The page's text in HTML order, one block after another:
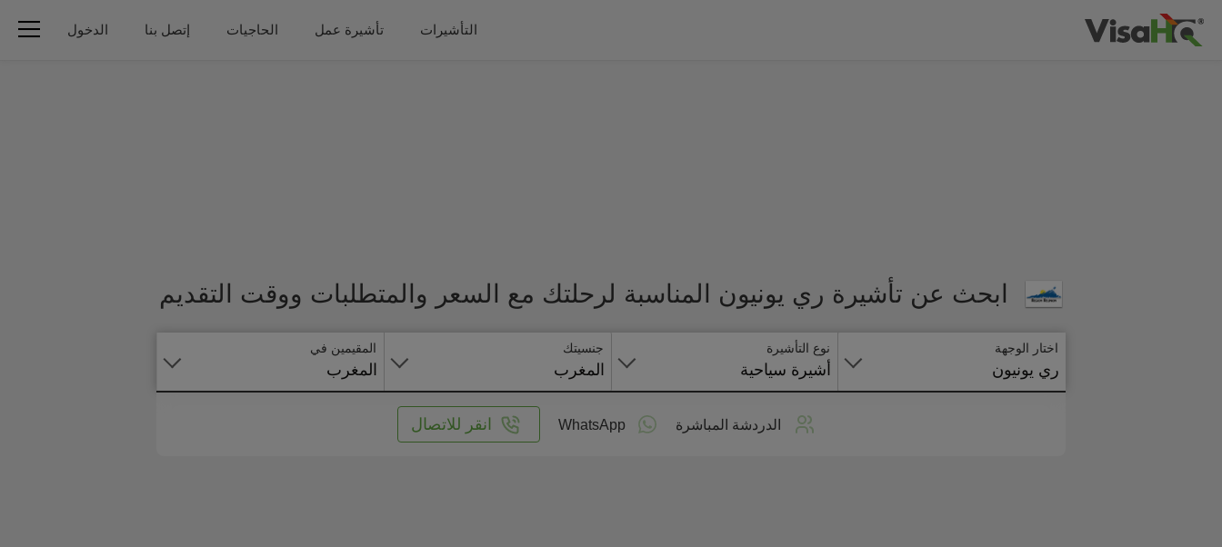
التأشيرات تأشيرة عمل الحاجيات إتصل بنا الدخول
ابحث عن تأشيرة ري يونيون المناسبة لرحلتك مع السعر والمتطلبات ووقت التقديم
اختار الوجهة
ري يونيون
نوع التأشيرة
أشيرة سياحية
جنسيتك
المغرب
المقيمين في
المغرب
على
الدردشة المباشرة WhatsApp انقر للاتصال